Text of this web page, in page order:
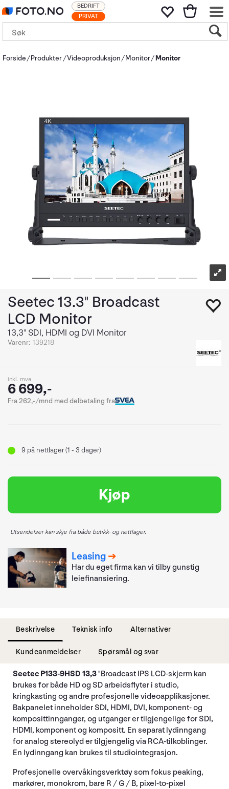
PRIVAT
BEDRIFT
Forside Produkter Videoproduksjon Monitor Monitor
Seetec 13.3" Broadcast
LCD Monitor
13,3" SDI, HDMI og DVI Monitor
Varenr: 139218
inkl. mva
6 699,-
Fra 262,-/mnd med delbetaling fra
9 på nettlager (1 - 3 dager)
Kjøp
Utsendelser kan skje fra både butikk- og nettlager.
Leasing
Har du eget firma kan vi tilby gunstig
leiefinansiering.
Beskrivelse Teknisk info Alternativer
Kundeanmeldelser Spørsmål og svar
Seetec P133-9HSD 13,3 "Broadcast IPS LCD-skjerm kan
brukes for både HD og SD arbeidsflyter i studio,
kringkasting og andre profesjonelle videoapplikasjoner.
Bakpanelet inneholder SDI, HDMI, DVI, komponent- og
komposittinnganger, og utganger er tilgjengelige for SDI,
HDMI, komponent og kompositt. En separat lydinngang
for analog stereolyd er tilgjengelig via RCA-tilkoblinger.
En lydinngang kan brukes til studiointegrasjon.
Profesjonelle overvåkingsverktøy som fokus peaking,
markører, monokrom, bare R / G / B, pixel-to-pixel